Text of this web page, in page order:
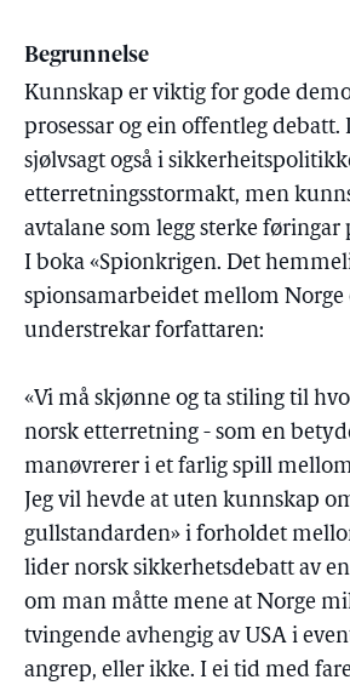
Begrunnelse
Kunnskap er viktig for gode
prosessar og ein offentleg debatt.
sjølvsagt også i
etterretningsstormakt, men
avtalane som legg sterke føringar
I boka «Spionkrigen. Det
spionsamarbeidet mellom Norge
understrekar forfattaren:
«Vi må skjønne og ta stiling til
norsk etterretning - som en
manøvrerer i et farlig spill
Jeg vil hevde at uten kunnskap
gullstandarden» i forholdet
lider norsk sikkerhetsdebatt av
om man måtte mene at Norge
tvingende avhengig av USA i
angrep, eller ikke. I ei tid med